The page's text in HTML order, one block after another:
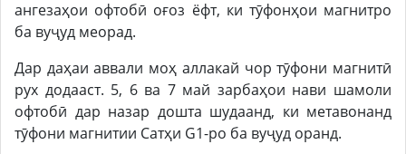
ангезаҳои офтобӣ оғоз ёфт, ки тӯфонҳои магнитро
ба вуҷуд меорад.
Дар даҳаи аввали моҳ аллакай чор тӯфони магнитӣ
рух додааст. 5, 6 ва 7 май зарбаҳои нави шамоли
офтобӣ дар назар дошта шудаанд, ки метавонанд
тӯфони магнитии Сатҳи G1-ро ба вуҷуд оранд.